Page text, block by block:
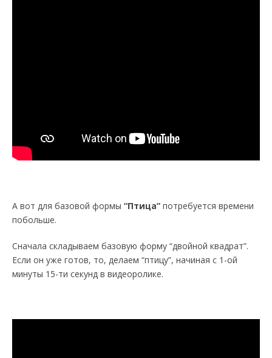
А вот для базовой формы “Птица” потребуется времени
побольше.
Сначала складываем базовую форму “двойной квадрат”.
Если он уже готов, то, делаем “птицу”, начиная с 1-ой
минуты 15-ти секунд в видеоролике.